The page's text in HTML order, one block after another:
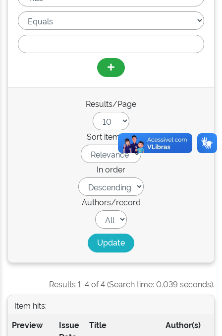
Results/Page
Sort items by
In order
Authors/record
Results 1-4 of 4 (Search time: 0.039 seconds).
Item hits:
Preview
Issue
Title Author(s)